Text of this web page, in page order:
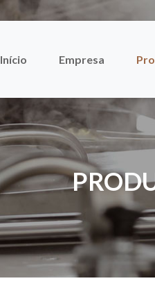
Início Empresa